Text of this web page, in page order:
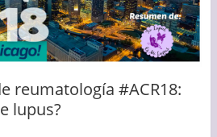
reumatología #ACR18:
lupus?